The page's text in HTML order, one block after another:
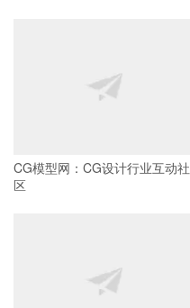
CG模型网：CG设计行业互动社
区